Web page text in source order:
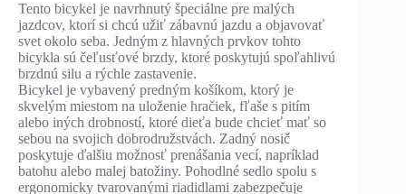
Tento bicykel je navrhnutý špeciálne pre malých
jazdcov, ktorí si chcú užiť zábavnú jazdu a objavovať
svet okolo seba. Jedným z hlavných prvkov tohto
bicykla sú čeľusťové brzdy, ktoré poskytujú spoľahlivú
brzdnú silu a rýchle zastavenie.
Bicykel je vybavený predným košíkom, ktorý je
skvelým miestom na uloženie hračiek, fľaše s pitím
alebo iných drobností, ktoré dieťa bude chcieť mať so
sebou na svojich dobrodružstvách. Zadný nosič
poskytuje ďalšiu možnosť prenášania vecí, napríklad
batohu alebo malej batožiny. Pohodlné sedlo spolu s
ergonomicky tvarovanými riadidlami zabezpečuje